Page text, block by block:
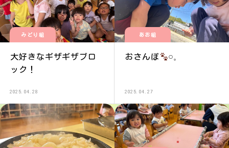
みどり組
大好きなギザギザブロ
ック！
2025.04.28
あお組
おさんぽ ‪𓏸𓈒
2025.04.27